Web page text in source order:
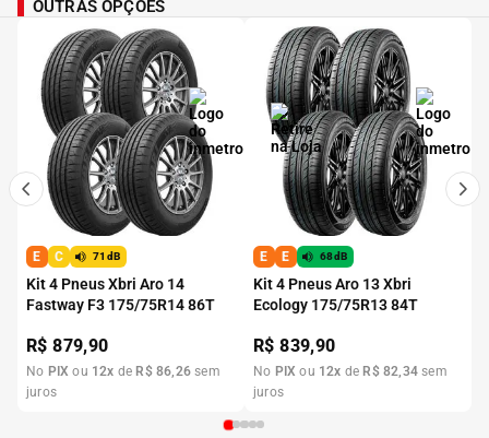
OUTRAS OPÇÕES
E C 71dB
Kit 4 Pneus Xbri Aro 14
Fastway F3 175/75R14 86T
R$879,90
No PIX ou 12x de R$ 86,26 sem
juros
E E 68dB
Kit 4 Pneus Aro 13 Xbri
Ecology 175/75R13 84T
R$839,90
No PIX ou 12x de R$ 82,34 sem
juros